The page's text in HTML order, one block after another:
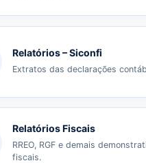
Relatórios – Siconfi
Extratos das declarações
Relatórios Fiscais
RREO, RGF e demais
fiscais.